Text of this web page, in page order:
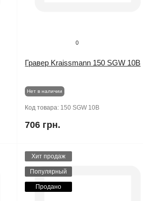
0
Гравер Kraissmann 150 SGW 10B
Нет в наличии
Код товара: 150 SGW 10B
706 грн.
Хит продаж
Популярный
Продано